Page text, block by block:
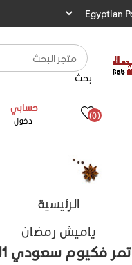
بحث
حسابي
دخول (0)
الرئيسية
ياميش رمضان
تمر فكيوم سعودي 1ك